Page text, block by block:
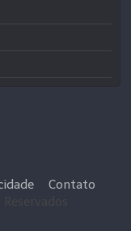
Contato